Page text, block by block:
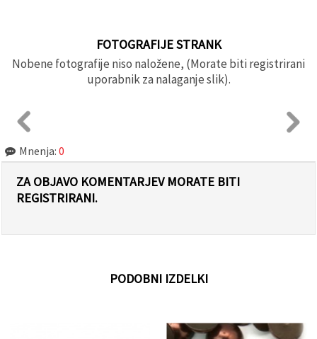
FOTOGRAFIJE STRANK
Nobene fotografije niso naložene, (Morate biti registrirani
uporabnik za nalaganje slik).
Mnenja: 0
ZA OBJAVO KOMENTARJEV MORATE BITI
REGISTRIRANI.
PODOBNI IZDELKI